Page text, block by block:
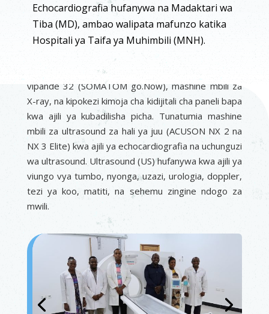
Echocardiografia hufanywa na Madaktari wa
Tiba (MD), ambao walipata mafunzo katika
Hospitali ya Taifa ya Muhimbili (MNH).
Tunatumia mashine ya kisasa ya CT scan yenye
vipande 32 (SOMATOM go.Now), mashine mbili za
X-ray, na kipokezi kimoja cha kidijitali cha paneli bapa
kwa ajili ya kubadilisha picha. Tunatumia mashine
mbili za ultrasound za hali ya juu (ACUSON NX 2 na
NX 3 Elite) kwa ajili ya echocardiografia na uchunguzi
wa ultrasound. Ultrasound (US) hufanywa kwa ajili ya
viungo vya tumbo, nyonga, uzazi, urologia, doppler,
tezi ya koo, matiti, na sehemu zingine ndogo za
mwili.